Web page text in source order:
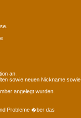
an.
sowie neuen Nickname sowie
angelegt wurden.
Probleme �ber das